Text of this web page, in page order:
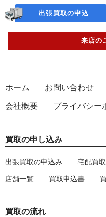
出張買取の申込
来店の
ホーム お問い合わせ
会社概要 プライバシー
買取の申し込み
出張買取の申込み 宅配買
店舗一覧 買取申込書
買取の流れ